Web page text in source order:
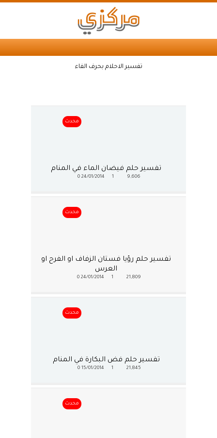
تفسير الاحلام بحرف الفاء
محدث
تفسير حلم فيضان الماء في المنام
9,606
24/01/2014
0
محدث
تفسير حلم رؤيا فستان الزفاف او الفرح او
العرس
21,809
24/01/2014
0
محدث
تفسير حلم فض البكارة في المنام
21,845
15/01/2014
0
محدث